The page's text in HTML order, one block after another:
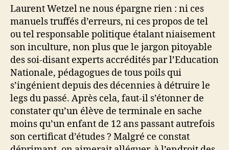
Laurent Wetzel ne nous épargne rien : ni ces
manuels truffés d’erreurs, ni ces propos de tel
ou tel responsable politique étalant niaisement
son inculture, non plus que le jargon pitoyable
des soi-disant experts accrédités par l’Education
Nationale, pédagogues de tous poils qui
s’ingénient depuis des décennies à détruire le
legs du passé. Après cela, faut-il s’étonner de
constater qu’un élève de terminale en sache
moins qu’un enfant de 12 ans passant autrefois
son certificat d’études ? Malgré ce constat